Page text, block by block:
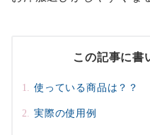
この記事に書
使っている商品は？？
実際の使用例